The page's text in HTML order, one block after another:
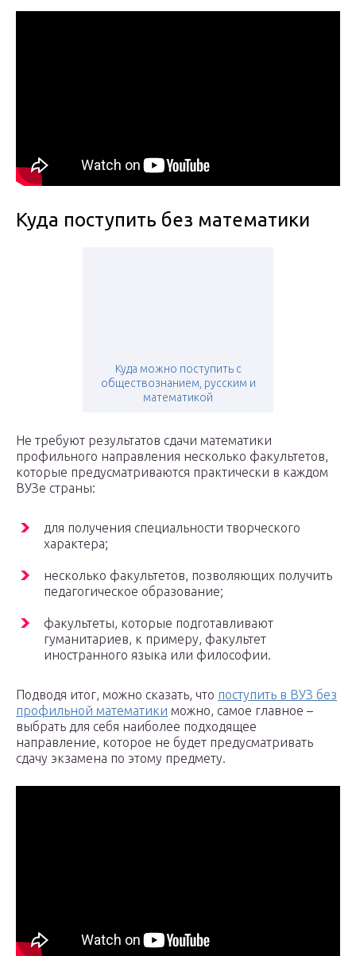
Куда поступить без математики
Куда можно поступить с
обществознанием, русским и
математикой
Не требуют результатов сдачи математики
профильного направления несколько факультетов,
которые предусматриваются практически в каждом
ВУЗе страны:
для получения специальности творческого
характера;
несколько факультетов, позволяющих получить
педагогическое образование;
факультеты, которые подготавливают
гуманитариев, к примеру, факультет
иностранного языка или философии.
Подводя итог, можно сказать, что поступить в ВУЗ без
профильной математики можно, самое главное –
выбрать для себя наиболее подходящее
направление, которое не будет предусматривать
сдачу экзамена по этому предмету.